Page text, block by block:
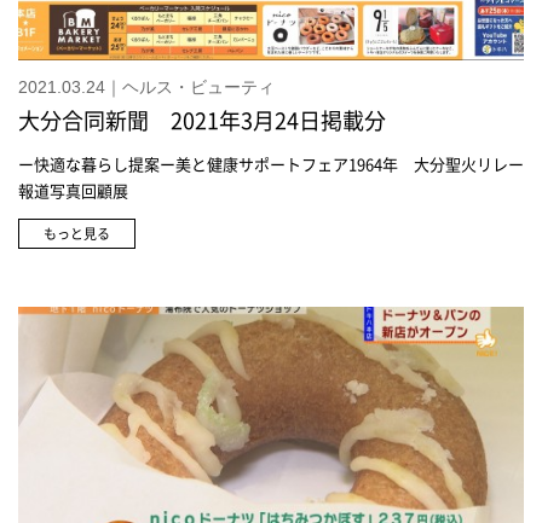
ム 1,540円(税込)ホーリークローバーなど4種のハーブの香りエコスト
アハンドウォッシュ(ミント&マヌカハニー) 968円(税込)エコストアハ
ンドウォッシュ(ピンクグレープフルーツ&ミント) 968円(税込)ゾネン
トアサンキューティー 972円(税込)ふわふわウォッシュタオル2枚 & 顆
粒だし3本セット2,503円(税込)ジャム2本 & 顆粒だし3本セット 3,263
円(税込)
2021.03.24｜ヘルス・ビューティ
大分合同新聞 2021年3月24日掲載分
ー快適な暮らし提案ー美と健康サポートフェア1964年 大分聖火リレー
報道写真回顧展
もっと見る